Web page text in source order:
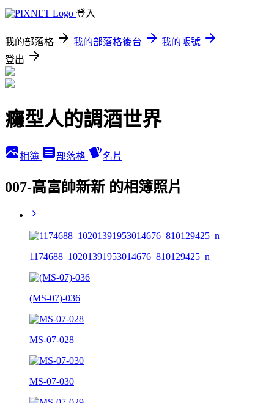
登入
我的部落格 我的部落格後台
我的帳號
登出
癮型人的調酒世界
相簿 部落格 名片
007-高富帥新新 的相簿照片
1174688_10201391953014676_810129425_n
(MS-07)-036
MS-07-028
MS-07-030